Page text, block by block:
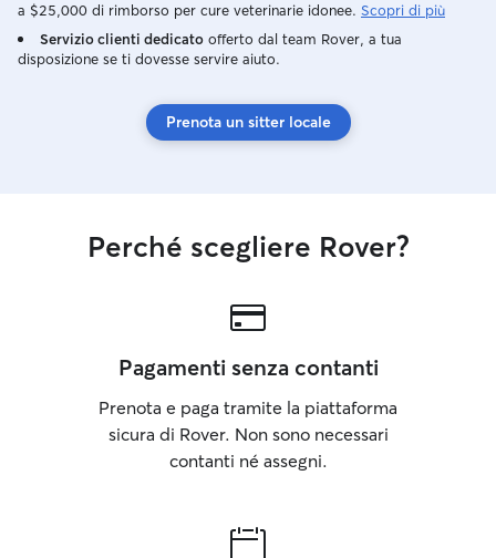
a $25,000 di rimborso per cure veterinarie idonee. Scopri di più
Servizio clienti dedicato offerto dal team Rover, a tua
disposizione se ti dovesse servire aiuto.
Prenota un sitter locale
Perché scegliere Rover?
Pagamenti senza contanti
Prenota e paga tramite la piattaforma
sicura di Rover. Non sono necessari
contanti né assegni.